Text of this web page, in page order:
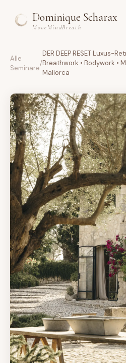
Dominique Scharax
MoveMindBreath
Home
Über Dominique
Kurse
Studio
Workshops & Retreats
Buch
EN
Anmelden
Registrieren
Jetzt starten
Alle
Seminare
/
DER DEEP RESET Luxus-
Breathwork • Bodywork •
Mallorca